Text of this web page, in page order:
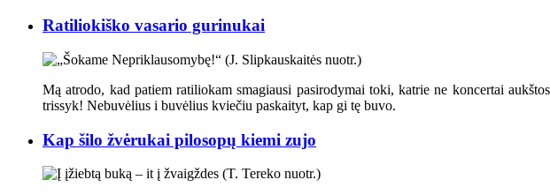
Ratiliokiško vasario gurinukai
Mą atrodo, kad patiem ratiliokam smagiausi pasirodymai toki, katrie ne koncertai
trissyk! Nebuvėlius i buvėlius kviečiu paskaityt, kap gi tę buvo.
Kap šilo žvėrukai pilosopų kiemi zujo